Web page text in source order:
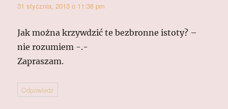
31 stycznia, 2013 o 11:36 pm
Jak można krzywdzić te bezbronne istoty? –
nie rozumiem -.-
Zapraszam.
Odpowiedz